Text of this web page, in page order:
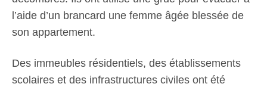
l’aide d’un brancard une femme âgée blessée de
son appartement.
Des immeubles résidentiels, des établissements
scolaires et des infrastructures civiles ont été